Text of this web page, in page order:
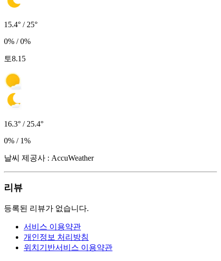
15.4° / 25°
0% / 0%
토8.15
16.3° / 25.4°
0% / 1%
날씨 제공사 : AccuWeather
리뷰
등록된 리뷰가 없습니다.
서비스 이용약관
개인정보 처리방침
위치기반서비스 이용약관